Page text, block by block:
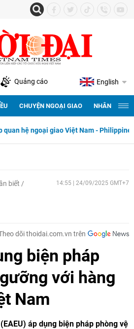
Quảng cáo English
CHUYỆN NGOẠI GIAO NHÂN
ngoại giao Việt Nam - Philippines
biết 14:55 | 24/09/2025 GMT+7
dõi thoidai.com.vn trên
biện pháp
với hàng
Nam
áp dụng biện pháp phòng vệ